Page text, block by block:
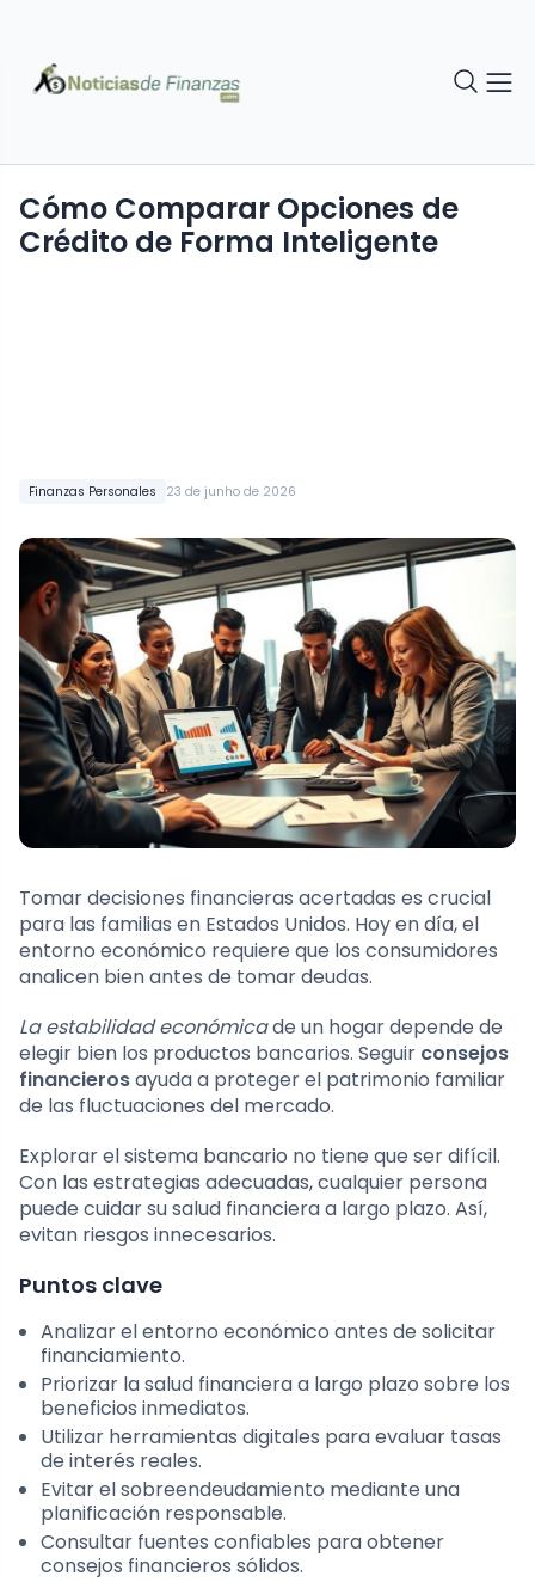
Finanzas Personales 23 de junho de 2026
Cómo Comparar Opciones de
Crédito de Forma Inteligente
Tomar decisiones financieras acertadas es crucial
para las familias en Estados Unidos. Hoy en día, el
entorno económico requiere que los consumidores
analicen bien antes de tomar deudas.
La estabilidad económicade un hogar depende de
elegir bien los productos bancarios. Seguir consejos
financierosayuda a proteger el patrimonio familiar
de las fluctuaciones del mercado.
Explorar el sistema bancario no tiene que ser difícil.
Con las estrategias adecuadas, cualquier persona
puede cuidar su salud financiera a largo plazo. Así,
evitan riesgos innecesarios.
Puntos clave
Analizar el entorno económico antes de solicitar
financiamiento.
Priorizar la salud financiera a largo plazo sobre los
beneficios inmediatos.
Utilizar herramientas digitales para evaluar tasas
de interés reales.
Evitar el sobreendeudamiento mediante una
planificación responsable.
Consultar fuentes confiables para obtener
consejos financieros sólidos.